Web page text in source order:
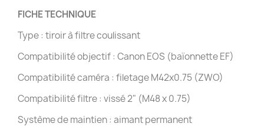
FICHE TECHNIQUE
Type : tiroir à filtre coulissant
Compatibilité objectif : Canon EOS (baïonnette EF)
Compatibilité caméra : filetage M42x0.75 (ZWO)
Compatibilité filtre : vissé 2" (M48 x 0.75)
Système de maintien : aimant permanent